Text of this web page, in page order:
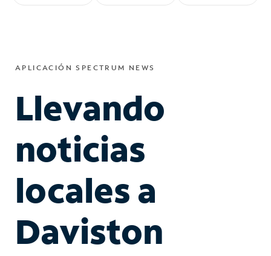
APLICACIÓN SPECTRUM NEWS
Llevando
noticias
locales a
Daviston